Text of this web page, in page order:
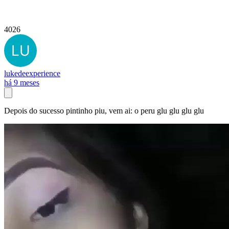
4026
lukedeexperience
há 9 meses
Depois do sucesso pintinho piu, vem ai: o peru glu glu glu glu